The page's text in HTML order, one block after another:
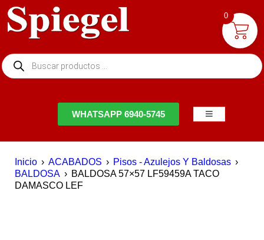
WHATSAPP 6940-5745
Inicio › ACABADOS › Pisos - Azulejos Y Baldosas ›
BALDOSA › BALDOSA 57×57 LF59459A TACO
DAMASCO LEF
0